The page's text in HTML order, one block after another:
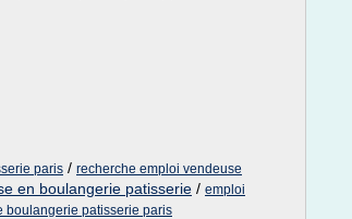
paris / recherche emploi vendeuse
en boulangerie patisserie / emploi
boulangerie patisserie paris